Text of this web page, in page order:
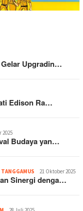
Gelar Upgradin…
Edison Ra…
2025
Budaya yan…
TANGGAMUS 21 Oktober 2025
Sinergi denga…